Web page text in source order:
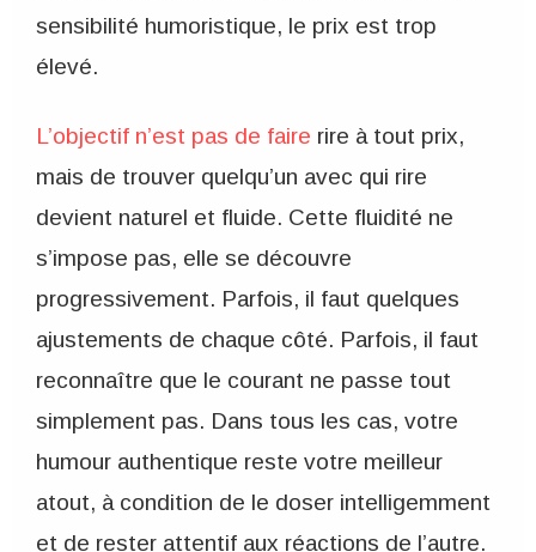
sensibilité humoristique, le prix est trop
élevé.
L’objectif n’est pas de faire rire à tout prix,
mais de trouver quelqu’un avec qui rire
devient naturel et fluide. Cette fluidité ne
s’impose pas, elle se découvre
progressivement. Parfois, il faut quelques
ajustements de chaque côté. Parfois, il faut
reconnaître que le courant ne passe tout
simplement pas. Dans tous les cas, votre
humour authentique reste votre meilleur
atout, à condition de le doser intelligemment
et de rester attentif aux réactions de l’autre.